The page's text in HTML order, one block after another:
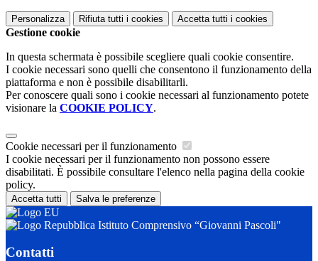
Personalizza Rifiuta tutti i cookies Accetta tutti i cookies
Gestione cookie
In questa schermata è possibile scegliere quali cookie consentire.
I cookie necessari sono quelli che consentono il funzionamento della
piattaforma e non è possibile disabilitarli.
Per conoscere quali sono i cookie necessari al funzionamento potete
visionare la COOKIE POLICY.
Cookie necessari per il funzionamento
I cookie necessari per il funzionamento non possono essere
disabilitati. È possibile consultare l'elenco nella pagina della cookie
policy.
Accetta tutti Salva le preferenze
Istituto Comprensivo “Giovanni Pascoli"
Contatti